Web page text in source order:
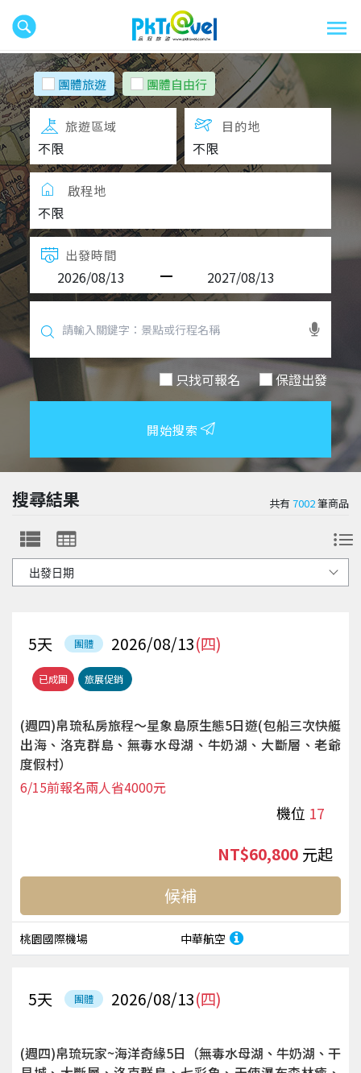
團體旅遊 團體自由行
旅遊區域 目的地
啟程地
出發時間
只找可報名 保證出發
開始搜索
搜尋結果 共有7002筆商品
已成團 旅展促銷
團體 2026/08/13(四)
5天
(週四)帛琉私房旅程～星象島原生態5日遊(包船三次快艇
出海、洛克群島、無毒水母湖、牛奶湖、大斷層、老爺
度假村）
機位 17
6/15前報名兩人省4000元
桃園國際機場 中華航空
NT$60,800 起
候補
團體 2026/08/13(四)
5天
(週四)帛琉玩家~海洋奇緣5日（無毒水母湖、牛奶湖、干